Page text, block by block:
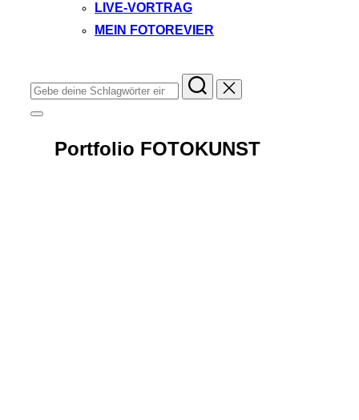
LIVE-VORTRAG
MEIN FOTOREVIER
Suchen
nach:
Seitenleiste
Navigation
umschalten
Portfolio FOTOKUNST